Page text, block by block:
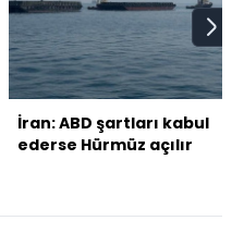
İran: ABD şartları kabul
ederse Hürmüz açılır